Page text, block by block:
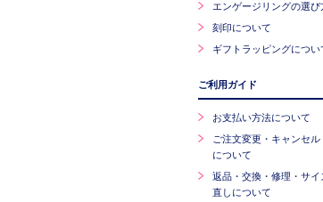
エンゲージリングの選び
刻印について
ギフトラッピングについ
ご利用ガイド
お支払い方法について
ご注文変更・キャンセル
について
返品・交換・修理・サイ
直しについて